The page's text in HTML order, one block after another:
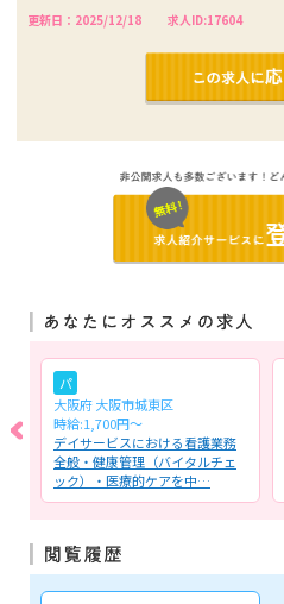
更新日：2025/12/18 求人ID:17604
パ
大阪府 大阪市城東区
時給:1,700円～
デイサービスにおける看護業務
全般・健康管理（バイタルチェ
ック）・医療的ケアを中…